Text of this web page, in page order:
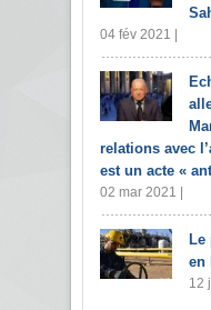
04 fév 2021 |
relations avec
est un acte «
02 mar 2021 |
Le
en
12